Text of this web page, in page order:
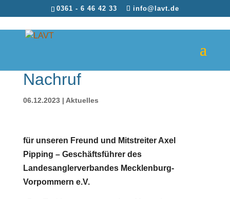
0361 - 6 46 42 33 info@lavt.de
Nachruf
06.12.2023| Aktuelles
für unseren Freund und Mitstreiter Axel
Pipping – Geschäftsführer des
Landesanglerverbandes Mecklenburg-
Vorpommern e.V.